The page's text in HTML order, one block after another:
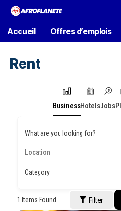
Accueil Offres d’emplois
Rent
BusinessHotelsJobs
What are you looking for?
Category
1 Items Found Filter